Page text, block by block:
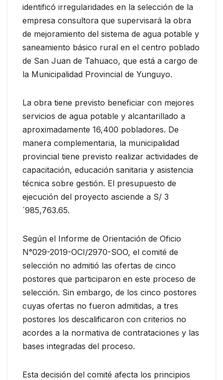
identificó irregularidades en la selección de la
empresa consultora que supervisará la obra
de mejoramiento del sistema de agua potable y
saneamiento básico rural en el centro poblado
de San Juan de Tahuaco, que está a cargo de
la Municipalidad Provincial de Yunguyo.
La obra tiene previsto beneficiar con mejores
servicios de agua potable y alcantarillado a
aproximadamente 16,400 pobladores. De
manera complementaria, la municipalidad
provincial tiene previsto realizar actividades de
capacitación, educación sanitaria y asistencia
técnica sobre gestión. El presupuesto de
ejecución del proyecto asciende a S/ 3
´985,763.65.
Según el Informe de Orientación de Oficio
N°029-2019-OCI/2970-SOO, el comité de
selección no admitió las ofertas de cinco
postores que participaron en este proceso de
selección. Sin embargo, de los cinco postores
cuyas ofertas no fueron admitidas, a tres
postores los descalificaron con criterios no
acordes a la normativa de contrataciones y las
bases integradas del proceso.
Esta decisión del comité afecta los principios